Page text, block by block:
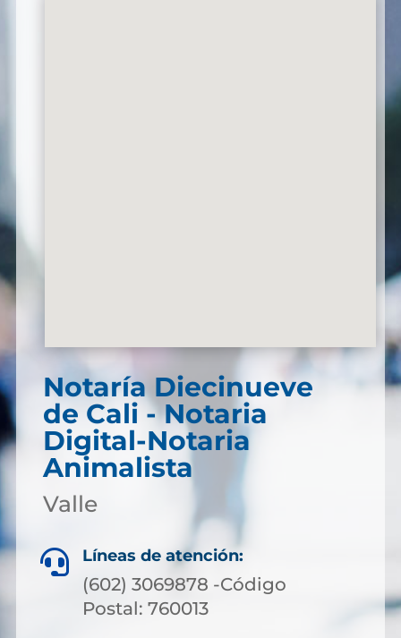
Notaría Diecinueve
de Cali - Notaria
Digital-Notaria
Animalista
Valle
 Líneas de atención:
(602) 3069878 -Código
Postal: 760013